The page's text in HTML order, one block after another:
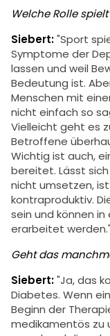
Welche Rolle
Siebert:"Sport
Symptome der
lassen und weil
Bedeutung ist.
Menschen mit
nicht einfach so
Vielleicht geht es
Betroffene
Wichtig ist auch,
bereitet. Lässt
nicht umsetzen,
kontraproduktiv.
sein und können
erarbeitet werden."
Geht das
Siebert:"Ja, das
Diabetes. Wenn
Beginn der
medikamentös zu